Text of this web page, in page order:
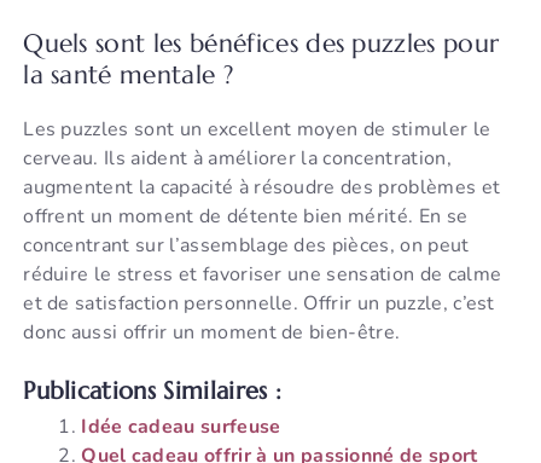
Quels sont les bénéfices des puzzles pour
la santé mentale ?
Les puzzles sont un excellent moyen de stimuler le
cerveau. Ils aident à améliorer la concentration,
augmentent la capacité à résoudre des problèmes et
offrent un moment de détente bien mérité. En se
concentrant sur l’assemblage des pièces, on peut
réduire le stress et favoriser une sensation de calme
et de satisfaction personnelle. Offrir un puzzle, c’est
donc aussi offrir un moment de bien-être.
Publications Similaires :
Idée cadeau surfeuse
Quel cadeau offrir à un passionné de sport